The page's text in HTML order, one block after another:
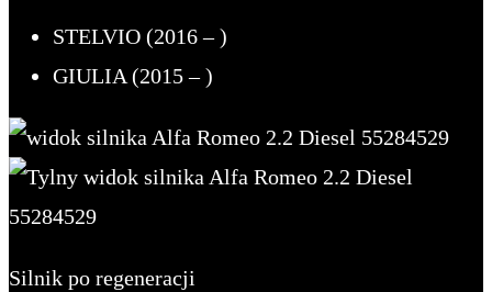
STELVIO (2016 – )
GIULIA (2015 – )
Silnik po regeneracji